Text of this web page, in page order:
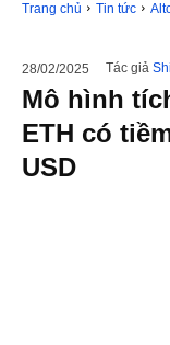
Trang chủ Tin tức
28/02/2025 Tác giả
Mô hình
ETH có
USD